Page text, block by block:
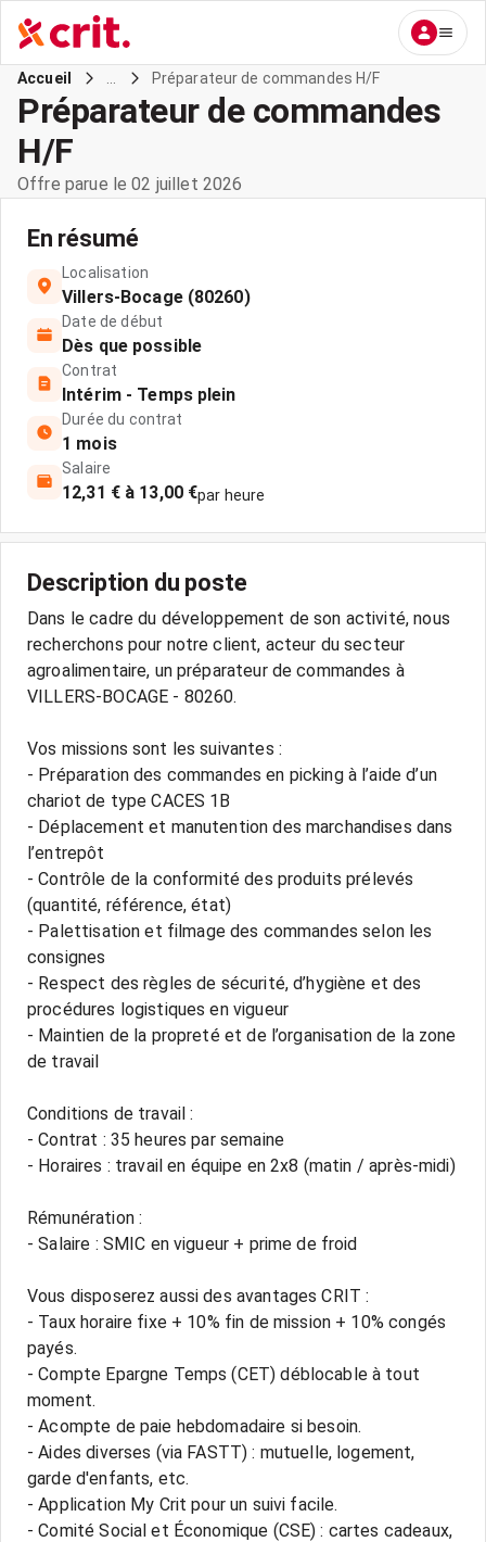
Accueil Préparateur de commandes H/F
Préparateur de commandes
H/F
Offre parue le 02 juillet 2026
En résumé
Localisation
Villers-Bocage (80260)
Date de début
Dès que possible
Contrat
Intérim - Temps plein
Durée du contrat
1 mois
Salaire
12,31 € à 13,00 €par heure
Description du poste
Dans le cadre du développement de son activité, nous
recherchons pour notre client, acteur du secteur
agroalimentaire, un préparateur de commandes à
VILLERS-BOCAGE - 80260.
Vos missions sont les suivantes :
- Préparation des commandes en picking à l’aide d’un
chariot de type CACES 1B
- Déplacement et manutention des marchandises dans
l’entrepôt
- Contrôle de la conformité des produits prélevés
(quantité, référence, état)
- Palettisation et filmage des commandes selon les
consignes
- Respect des règles de sécurité, d’hygiène et des
procédures logistiques en vigueur
- Maintien de la propreté et de l’organisation de la zone
de travail
Conditions de travail :
- Contrat : 35 heures par semaine
- Horaires : travail en équipe en 2x8 (matin / après-midi)
Rémunération :
- Salaire : SMIC en vigueur + prime de froid
Vous disposerez aussi des avantages CRIT :
- Taux horaire fixe + 10% fin de mission + 10% congés
payés.
- Compte Epargne Temps (CET) déblocable à tout
moment.
- Acompte de paie hebdomadaire si besoin.
- Aides diverses (via FASTT) : mutuelle, logement,
garde d'enfants, etc.
- Application My Crit pour un suivi facile.
- Comité Social et Économique (CSE) : cartes cadeaux,